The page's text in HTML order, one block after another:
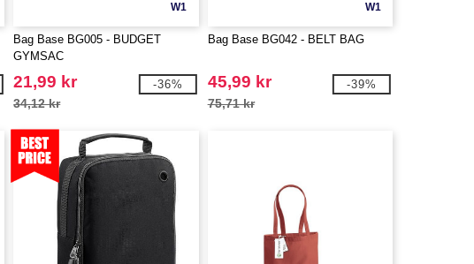
W1
Bag Base BG005 - BUDGET
GYMSAC
21,99 kr
34,12 kr
-36%
W1
Bag Base BG042 - BELT BAG
45,99 kr
75,71 kr
-39%